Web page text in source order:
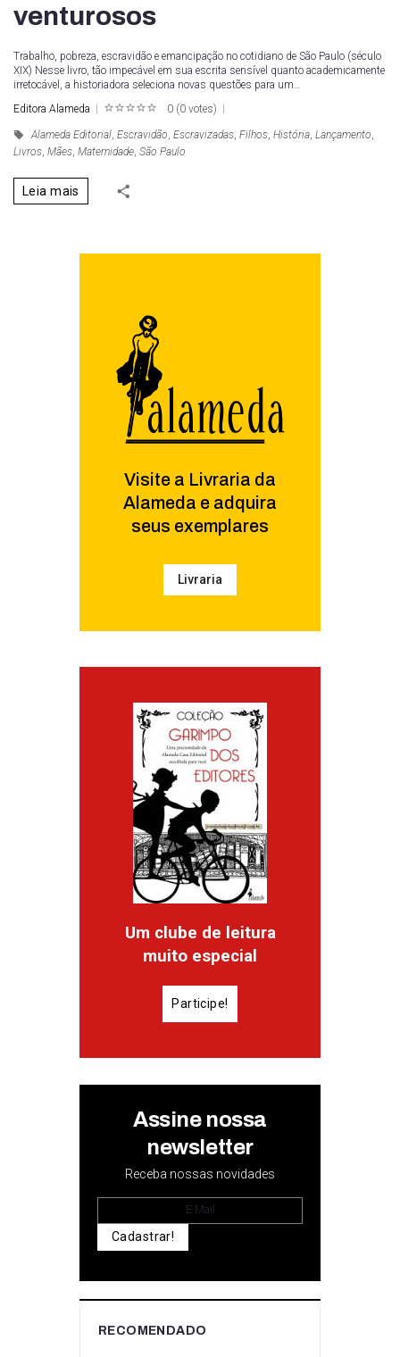
venturosos
Trabalho, pobreza, escravidão e emancipação no cotidiano de São Paulo (século
XIX) Nesse livro, tão impecável em sua escrita sensível quanto academicamente
irretocável, a historiadora seleciona novas questões para um…
Editora Alameda
0 (0 votes)
Alameda Editorial Escravidão Escravizadas Filhos História Lançamento
Livros Mães Maternidade São Paulo
Leia mais
Visite a Livraria da
Alameda e adquira
seus exemplares
Livraria
Um clube de leitura
muito especial
Participe!
Assine nossa
newsletter
Receba nossas novidades
Cadastrar!
RECOMENDADO